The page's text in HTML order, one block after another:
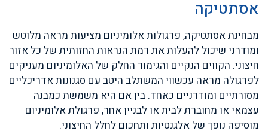
אסתטיקה
מבחינת אסתטיקה, פרגולות אלומיניום מציעות מראה מלוטש
ומודרני שיכול להעלות את רמת הנראות החזותית של כל אזור
חיצוני. הקווים הנקיים והגימור החלק של האלומיניום מעניקים
לפרגולה מראה עכשווי המשתלב היטב עם סגנונות אדריכליים
מסורתיים ומודרניים כאחד. בין אם היא משמשת כמבנה
עצמאי או מחוברת לבית או לבניין אחר, פרגולת אלומיניום
מוסיפה נופך של אלגנטיות ותחכום לחלל החיצוני.